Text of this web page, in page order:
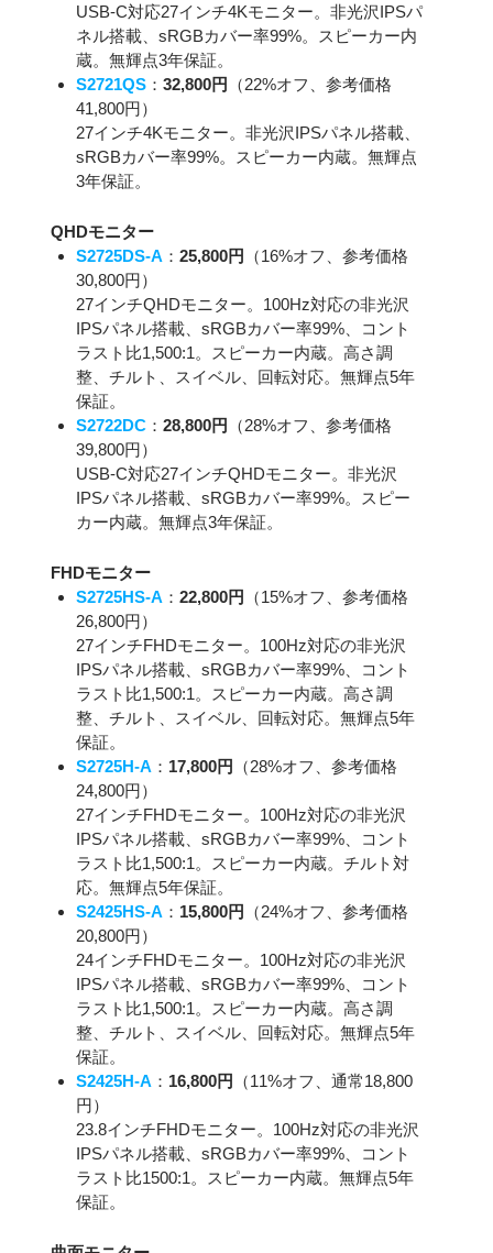
USB-C対応27インチ4Kモニター。非光沢IPSパ
ネル搭載、sRGBカバー率99%。スピーカー内
蔵。無輝点3年保証。
S2721QS ： 32,800円
（22%オフ、参考価格
41,800円）
27インチ4Kモニター。非光沢IPSパネル搭載、
sRGBカバー率99%。スピーカー内蔵。無輝点
3年保証。
QHDモニター
S2725DS-A ： 25,800円
（16%オフ、参考価格
30,800円）
27インチQHDモニター。100Hz対応の非光沢
IPSパネル搭載、sRGBカバー率99%、コント
ラスト比1,500:1。スピーカー内蔵。高さ調
整、チルト、スイベル、回転対応。無輝点5年
保証。
S2722DC ： 28,800円
（28%オフ、参考価格
39,800円）
USB-C対応27インチQHDモニター。非光沢
IPSパネル搭載、sRGBカバー率99%。スピー
カー内蔵。無輝点3年保証。
FHDモニター
S2725HS-A ： 22,800円
（15%オフ、参考価格
26,800円）
27インチFHDモニター。100Hz対応の非光沢
IPSパネル搭載、sRGBカバー率99%、コント
ラスト比1,500:1。スピーカー内蔵。高さ調
整、チルト、スイベル、回転対応。無輝点5年
保証。
S2725H-A ： 17,800円
（28%オフ、参考価格
24,800円）
27インチFHDモニター。100Hz対応の非光沢
IPSパネル搭載、sRGBカバー率99%、コント
ラスト比1,500:1。スピーカー内蔵。チルト対
応。無輝点5年保証。
S2425HS-A ： 15,800円
（24%オフ、参考価格
20,800円）
24インチFHDモニター。100Hz対応の非光沢
IPSパネル搭載、sRGBカバー率99%、コント
ラスト比1,500:1。スピーカー内蔵。高さ調
整、チルト、スイベル、回転対応。無輝点5年
保証。
S2425H-A ： 16,800円
（11%オフ、通常18,800
円）
23.8インチFHDモニター。100Hz対応の非光沢
IPSパネル搭載、sRGBカバー率99%、コント
ラスト比1500:1。スピーカー内蔵。無輝点5年
保証。